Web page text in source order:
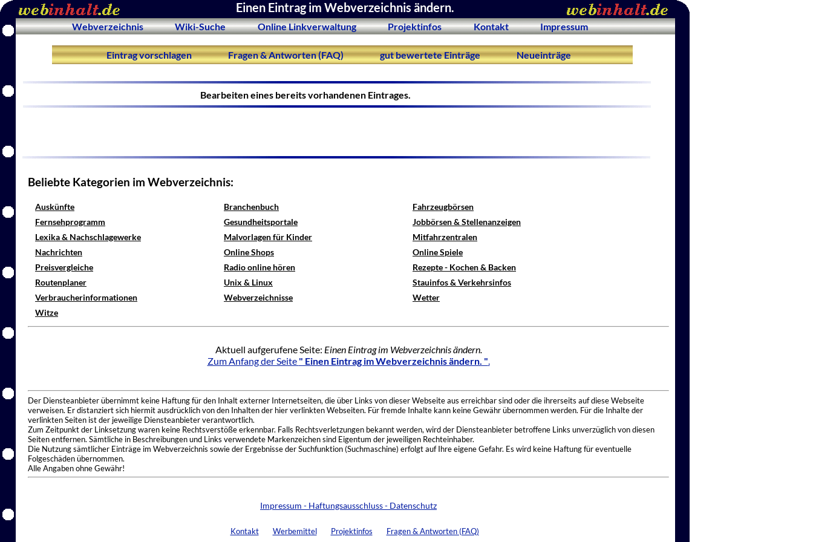
Einen Eintrag im Webverzeichnis ändern.
Webverzeichnis Wiki-Suche Online Linkverwaltung Projektinfos Kontakt Impressum
Eintrag vorschlagen Fragen & Antworten (FAQ) gut bewertete Einträge Neueinträge
Bearbeiten eines bereits vorhandenen Eintrages.
Beliebte Kategorien im Webverzeichnis:
Auskünfte Branchenbuch
Fahrzeugbörsen
Fernsehprogramm
Gesundheitsportale
Jobbörsen & Stellenanzeigen
Lexika & Nachschlagewerke
Malvorlagen für Kinder
Mitfahrzentralen
Nachrichten
Online Shops
Online Spiele
Preisvergleiche
Radio online hören
Rezepte - Kochen & Backen
Routenplaner
Unix & Linux
Stauinfos & Verkehrsinfos
Verbraucherinformationen
Webverzeichnisse
Wetter
Witze
Aktuell aufgerufene Seite: Einen Eintrag im Webverzeichnis ändern.
Zum Anfang der Seite " Einen Eintrag im Webverzeichnis ändern. ".
Der Diensteanbieter übernimmt keine Haftung für den Inhalt externer Internetseiten, die über Links von dieser Webseite aus erreichbar sind oder die ihrerseits auf diese Webseite
verweisen. Er distanziert sich hiermit ausdrücklich von den Inhalten der hier verlinkten Webseiten. Für fremde Inhalte kann keine Gewähr übernommen werden. Für die Inhalte der
verlinkten Seiten ist der jeweilige Diensteanbieter verantwortlich.
Zum Zeitpunkt der Linksetzung waren keine Rechtsverstöße erkennbar. Falls Rechtsverletzungen bekannt werden, wird der Diensteanbieter betroffene Links unverzüglich von diesen
Seiten entfernen. Sämtliche in Beschreibungen und Links verwendete Markenzeichen sind Eigentum der jeweiligen Rechteinhaber.
Die Nutzung sämtlicher Einträge im Webverzeichnis sowie der Ergebnisse der Suchfunktion (Suchmaschine) erfolgt auf Ihre eigene Gefahr. Es wird keine Haftung für eventuelle
Folgeschäden übernommen.
Alle Angaben ohne Gewähr!
Impressum - Haftungsausschluss - Datenschutz
Kontakt Werbemittel Projektinfos Fragen & Antworten (FAQ)